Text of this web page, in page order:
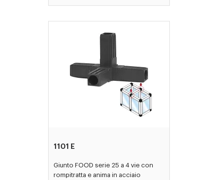
1101 E
Giunto FOOD serie 25 a 4 vie con
rompitratta e anima in acciaio